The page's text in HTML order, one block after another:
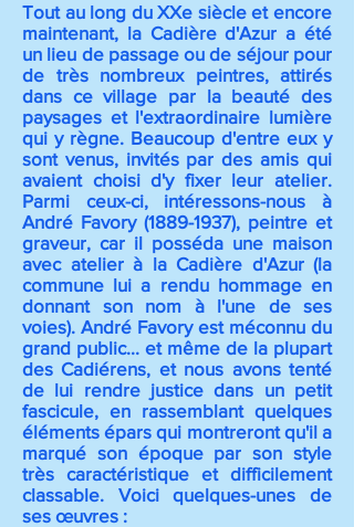
Tout au long du XXe siècle et encore
maintenant, la Cadière d'Azur a été
un lieu de passage ou de séjour pour
de très nombreux peintres, attirés
dans ce village par la beauté des
paysages et l'extraordinaire lumière
qui y règne. Beaucoup d'entre eux y
sont venus, invités par des amis qui
avaient choisi d'y fixer leur atelier.
Parmi ceux-ci, intéressons-nous à
André Favory (1889-1937), peintre et
graveur, car il posséda une maison
avec atelier à la Cadière d'Azur (la
commune lui a rendu hommage en
donnant son nom à l'une de ses
voies). André Favory est méconnu du
grand public... et même de la plupart
des Cadiérens, et nous avons tenté
de lui rendre justice dans un petit
fascicule, en rassemblant quelques
éléments épars qui montreront qu'il a
marqué son époque par son style
très caractéristique et difficilement
classable. Voici quelques-unes de
ses œuvres :